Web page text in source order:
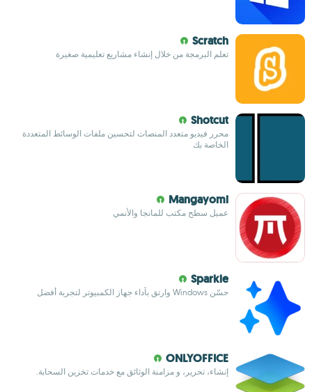
Scratch
تعلم البرمجة من خلال إنشاء مشاريع تعليمية صغيرة
Shotcut
محرر فيديو متعدد المنصات لتحسين ملفات الوسائط المتعددة
الخاصة بك
Mangayomi
عميل سطح مكتب للمانجا والأنمي
Sparkle
حسّن Windows وارتقِ بأداء جهاز الكمبيوتر لتجربة أفضل
ONLYOFFICE
إنشاء، تحرير، و مزامنة الوثائق مع خدمات تخزين السحابة.